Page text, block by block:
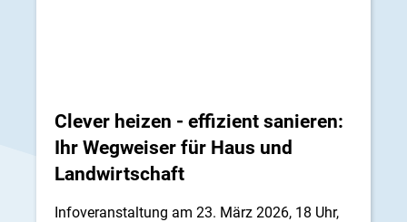
Clever heizen - effizient sanieren:
Ihr Wegweiser für Haus und
Landwirtschaft
Infoveranstaltung am 23. März 2026, 18 Uhr,